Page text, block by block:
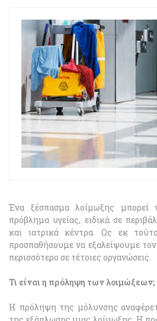
Ένα ξέσπασμα λοίμωξης μπορεί
πρόβλημα υγείας, ειδικά σε
και ιατρικά κέντρα. Ως εκ
προσπαθήσουμε να εξαλείψουμε
περισσότερο σε τέτοιες οργανώσεις.
Τι είναι η πρόληψη των λοιμώξεων;
Η πρόληψη της μόλυνσης